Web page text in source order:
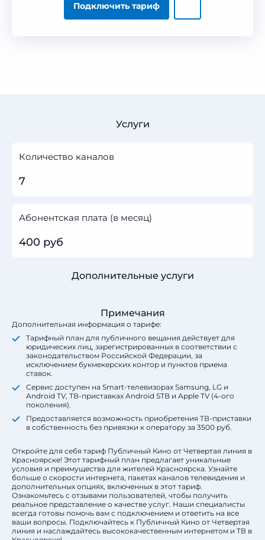
Подключить тариф
Услуги
Количество каналов
7
Абонентская плата (в месяц)
400 руб
Дополнительные услуги
Примечания
Дополнительная информация о тарифе:
Тарифный план для публичного вещания действует для
юридических лиц, зарегистрированных в соответствии с
законодательством Российской Федерации, за
исключением букмекерских контор и пунктов приема
ставок.
Сервис доступен на Smart-телевизорах Samsung, LG и
Android TV, ТВ-приставках Android STB и Apple TV (4-ого
поколения).
Предоставляется возможность приобретения ТВ-приставки
в собственность без привязки к оператору за 3500 руб.
Откройте для себя тариф Публичный Кино от Четвертая линия в
Красноярске! Этот тарифный план предлагает уникальные
условия и преимущества для жителей Красноярска. Узнайте
больше о скорости интернета, пакетах каналов телевидения и
дополнительных опциях, включенных в этот тариф.
Ознакомьтесь с отзывами пользователей, чтобы получить
реальное представление о качестве услуг. Наши специалисты
всегда готовы помочь вам с подключением и ответить на все
ваши вопросы. Подключайтесь к Публичный Кино от Четвертая
линия и наслаждайтесь высококачественным интернетом и ТВ в